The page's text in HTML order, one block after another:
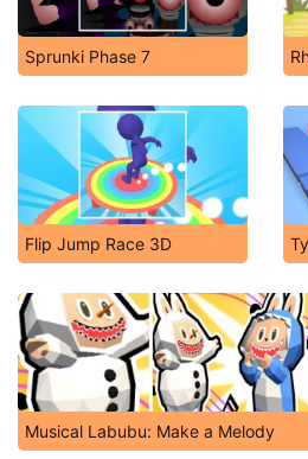
Sprunki Phase 7
Flip Jump Race 3D
Musical Labubu: Make a Melody